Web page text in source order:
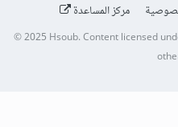
مركز المساعدة
© 2025Hsoub.Content licensed